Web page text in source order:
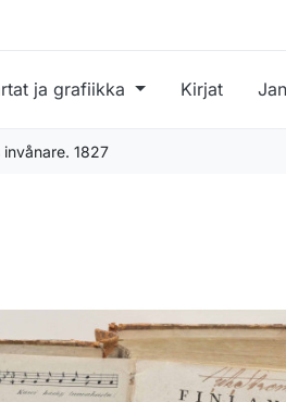
ja grafiikka Kirjat
1827